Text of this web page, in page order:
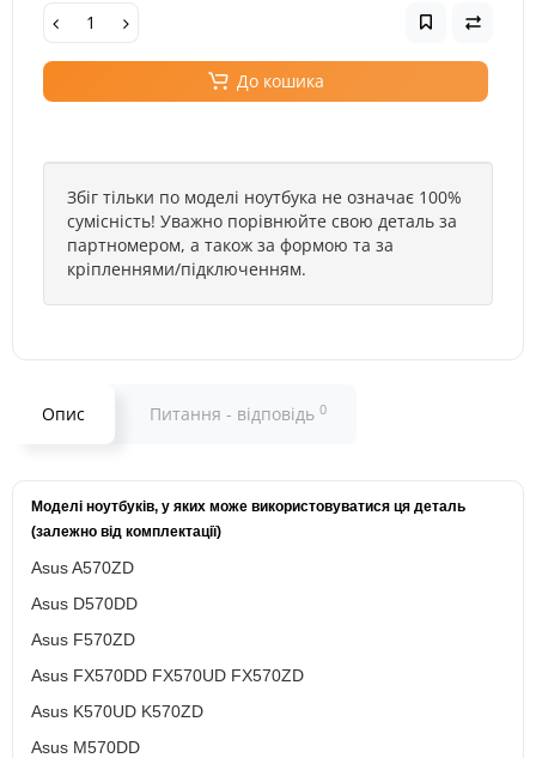
До кошика
Збіг тільки по моделі ноутбука не означає 100%
сумісність! Уважно порівнюйте свою деталь за
партномером, а також за формою та за
кріпленнями/підключенням.
Опис Питання - відповідь 0
Моделі ноутбуків, у яких може використовуватися ця деталь
(залежно від комплектації)
Asus A570ZD
Asus D570DD
Asus F570ZD
Asus FX570DD FX570UD FX570ZD
Asus K570UD K570ZD
Asus M570DD